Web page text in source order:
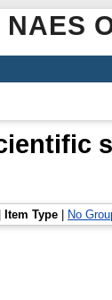
Item Type No